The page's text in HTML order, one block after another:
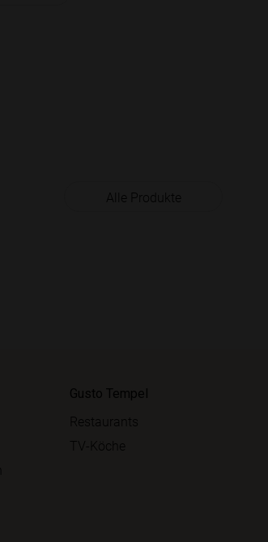
Alle Produkte
Gusto Tempel
Restaurants
TV-Köche